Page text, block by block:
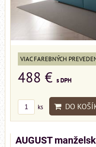
VIAC FAREBNÝCH
488 € s DPH
ks DO
AUGUST